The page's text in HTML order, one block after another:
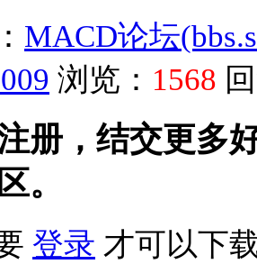
MACD论坛
浏览： 1568
册，结交更多
。
登录 才可以下